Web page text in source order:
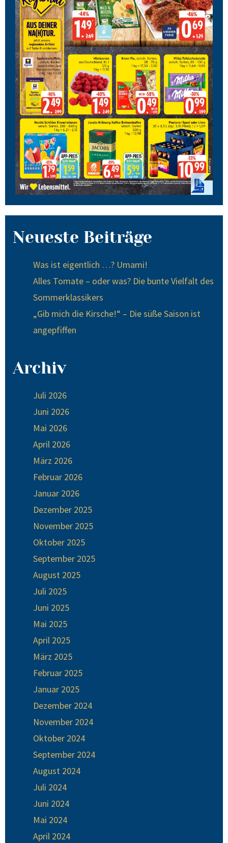
Neueste Beiträge
Was ist eigentlich …? Umami!
Alles Tomate – oder was? Die bunte Vielfalt des
Sommerklassikers
„Gib mich die Kirsche!“ – Die süße Saison ist
angepfiffen
Archiv
Juli 2026
Juni 2026
Mai 2026
April 2026
März 2026
Februar 2026
Januar 2026
Dezember 2025
November 2025
Oktober 2025
September 2025
August 2025
Juli 2025
Juni 2025
Mai 2025
April 2025
März 2025
Februar 2025
Januar 2025
Dezember 2024
November 2024
Oktober 2024
September 2024
August 2024
Juli 2024
Juni 2024
Mai 2024
April 2024